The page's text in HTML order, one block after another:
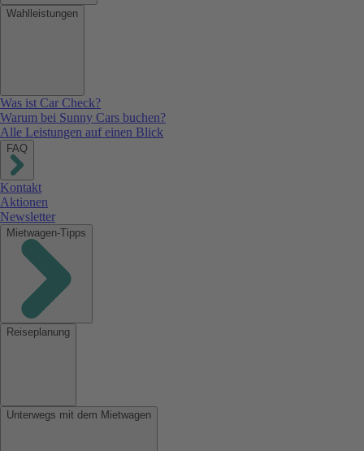
Wahlleistungen
Was ist Car Check?
Warum bei Sunny Cars buchen?
Alle Leistungen auf einen Blick
FAQ
Kontakt
Aktionen
Newsletter
Mietwagen-Tipps
Reiseplanung
Unterwegs mit dem Mietwagen